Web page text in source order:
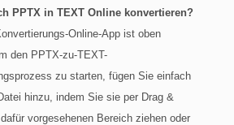
PPTX in TEXT Online konvertieren?
Online-App ist oben
den PPTX-zu-TEXT-
zu starten, fügen Sie einfach
hinzu, indem Sie sie per Drag &
vorgesehenen Bereich ziehen oder